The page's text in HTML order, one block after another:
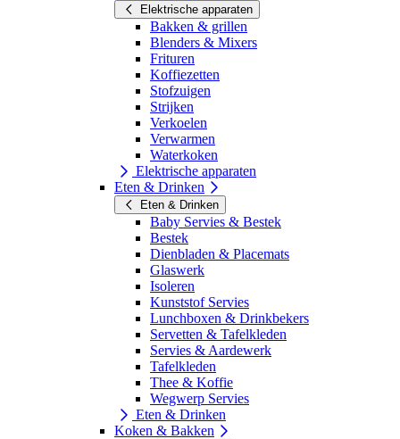
Elektrische apparaten
Bakken & grillen
Blenders & Mixers
Frituren
Koffiezetten
Stofzuigen
Strijken
Verkoelen
Verwarmen
Waterkoken
Elektrische apparaten
Eten & Drinken
Eten & Drinken
Baby Servies & Bestek
Bestek
Dienbladen & Placemats
Glaswerk
Isoleren
Kunststof Servies
Lunchboxen & Drinkbekers
Servetten & Tafelkleden
Servies & Aardewerk
Tafelkleden
Thee & Koffie
Wegwerp Servies
Eten & Drinken
Koken & Bakken